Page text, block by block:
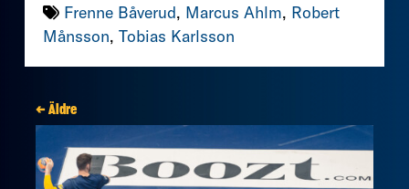
Frenne Båverud, Marcus Ahlm, Robert
Månsson, Tobias Karlsson
← Äldre